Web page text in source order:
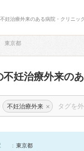
妊治療外来のある病院・クリニッ
東京都
不妊治療外来の
不妊治療外来 ×
東京都